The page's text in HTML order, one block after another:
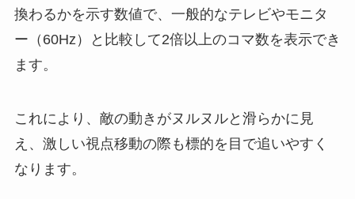
換わるかを示す数値で、一般的なテレビやモニタ
ー（60Hz）と比較して2倍以上のコマ数を表示でき
ます。
これにより、敵の動きがヌルヌルと滑らかに見
え、激しい視点移動の際も標的を目で追いやすく
なります。